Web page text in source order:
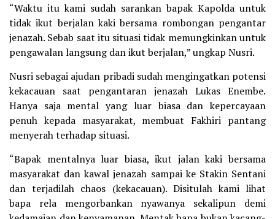
“Waktu itu kami sudah sarankan bapak Kapolda untuk
tidak ikut berjalan kaki bersama rombongan pengantar
jenazah. Sebab saat itu situasi tidak memungkinkan untuk
pengawalan langsung dan ikut berjalan,” ungkap Nusri.
Nusri sebagai ajudan pribadi sudah mengingatkan potensi
kekacauan saat pengantaran jenazah Lukas Enembe.
Hanya saja mental yang luar biasa dan kepercayaan
penuh kepada masyarakat, membuat Fakhiri pantang
menyerah terhadap situasi.
“Bapak mentalnya luar biasa, ikut jalan kaki bersama
masyarakat dan kawal jenazah sampai ke Stakin Sentani
dan terjadilah chaos (kekacauan). Disitulah kami lihat
bapa rela mengorbankan nyawanya sekalipun demi